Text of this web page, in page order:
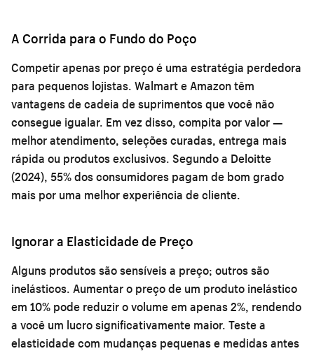
A Corrida para o Fundo do Poço
Competir apenas por preço é uma estratégia perdedora
para pequenos lojistas. Walmart e Amazon têm
vantagens de cadeia de suprimentos que você não
consegue igualar. Em vez disso, compita por valor —
melhor atendimento, seleções curadas, entrega mais
rápida ou produtos exclusivos. Segundo a Deloitte
(2024), 55% dos consumidores pagam de bom grado
mais por uma melhor experiência de cliente.
Ignorar a Elasticidade de Preço
Alguns produtos são sensíveis a preço; outros são
inelásticos. Aumentar o preço de um produto inelástico
em 10% pode reduzir o volume em apenas 2%, rendendo
a você um lucro significativamente maior. Teste a
elasticidade com mudanças pequenas e medidas antes